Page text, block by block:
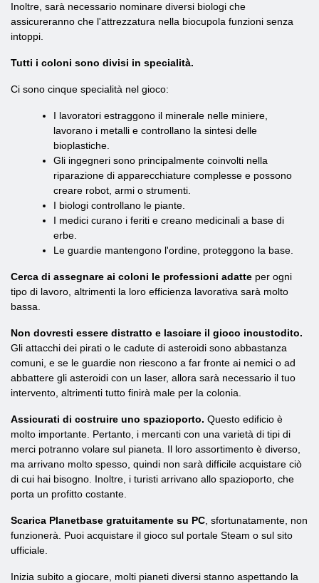
Inoltre, sarà necessario nominare diversi biologi che
assicureranno che l'attrezzatura nella biocupola funzioni senza
intoppi.
Tutti i coloni sono divisi in specialità.
Ci sono cinque specialità nel gioco:
I lavoratori estraggono il minerale nelle miniere,
lavorano i metalli e controllano la sintesi delle
bioplastiche.
Gli ingegneri sono principalmente coinvolti nella
riparazione di apparecchiature complesse e possono
creare robot, armi o strumenti.
I biologi controllano le piante.
I medici curano i feriti e creano medicinali a base di
erbe.
Le guardie mantengono l'ordine, proteggono la base.
Cerca di assegnare ai coloni le professioni adatte per ogni
tipo di lavoro, altrimenti la loro efficienza lavorativa sarà molto
bassa.
Non dovresti essere distratto e lasciare il gioco incustodito.
Gli attacchi dei pirati o le cadute di asteroidi sono abbastanza
comuni, e se le guardie non riescono a far fronte ai nemici o ad
abbattere gli asteroidi con un laser, allora sarà necessario il tuo
intervento, altrimenti tutto finirà male per la colonia.
Assicurati di costruire uno spazioporto. Questo edificio è
molto importante. Pertanto, i mercanti con una varietà di tipi di
merci potranno volare sul pianeta. Il loro assortimento è diverso,
ma arrivano molto spesso, quindi non sarà difficile acquistare ciò
di cui hai bisogno. Inoltre, i turisti arrivano allo spazioporto, che
porta un profitto costante.
Scarica Planetbase gratuitamente su PC , sfortunatamente, non
funzionerà. Puoi acquistare il gioco sul portale Steam o sul sito
ufficiale.
Inizia subito a giocare, molti pianeti diversi stanno aspettando la